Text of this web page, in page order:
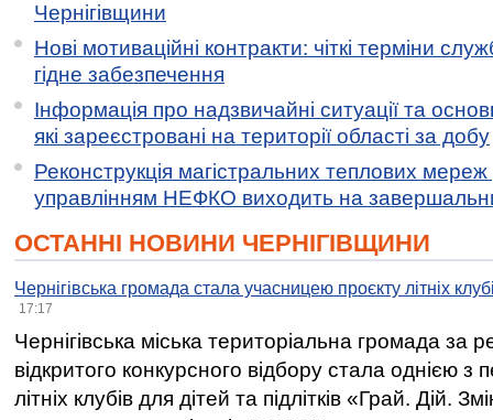
Чернігівщини
Нові мотиваційні контракти: чіткі терміни
гідне забезпечення
Інформація про надзвичайні ситуації та
які зареєстровані на території області за добу
Реконструкція магістральних теплових мереж
управлінням НЕФКО виходить на
ОСТАННІ НОВИНИ ЧЕРНІГІВЩИНИ
Чернігівська громада стала учасницею проєкту літніх
17:17
Чернігівська міська територіальна громада за
відкритого конкурсного відбору стала однією
літніх клубів для дітей та підлітків «Грай. Дій.